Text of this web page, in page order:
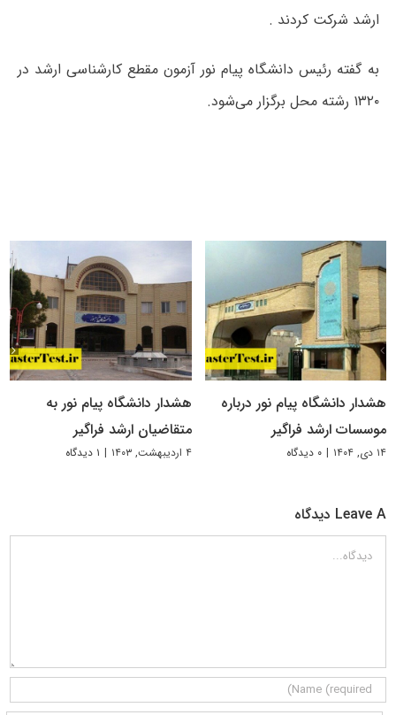
ارشد شرکت کردند .
به گفته رئیس دانشگاه پیام نور آزمون مقطع کارشناسی ارشد در
۱۳۲۰ رشته محل برگزار می‌شود.
هشدار دانشگاه پیام نور درباره
موسسات ارشد فراگیر
۱۴ دی, ۱۴۰۴ | ۰ دیدگاه
هشدار دانشگاه پیام نور به
متقاضیان ارشد فراگیر
۴ اردیبهشت, ۱۴۰۳ | ۱ دیدگاه
Leave A دیدگاه
دیدگاه